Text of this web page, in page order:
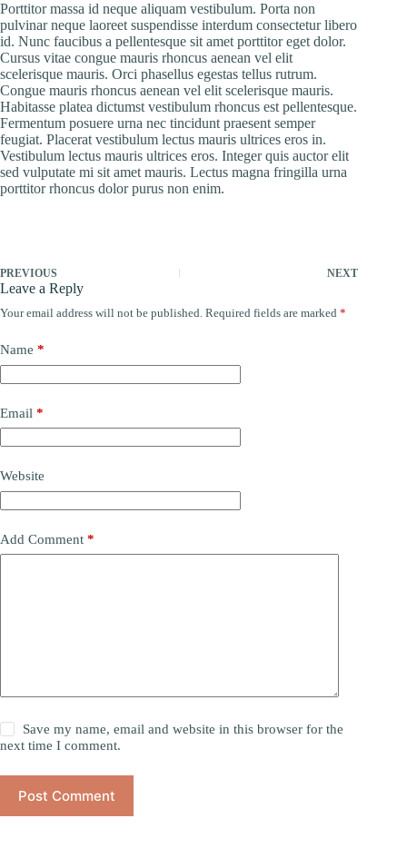
Porttitor massa id neque aliquam vestibulum. Porta non
pulvinar neque laoreet suspendisse interdum consectetur libero
id. Nunc faucibus a pellentesque sit amet porttitor eget dolor.
Cursus vitae congue mauris rhoncus aenean vel elit
scelerisque mauris. Orci phasellus egestas tellus rutrum.
Congue mauris rhoncus aenean vel elit scelerisque mauris.
Habitasse platea dictumst vestibulum rhoncus est pellentesque.
Fermentum posuere urna nec tincidunt praesent semper
feugiat. Placerat vestibulum lectus mauris ultrices eros in.
Vestibulum lectus mauris ultrices eros. Integer quis auctor elit
sed vulputate mi sit amet mauris. Lectus magna fringilla urna
porttitor rhoncus dolor purus non enim.
PREVIOUS NEXT
Leave a Reply
Your email address will not be published. Required fields are marked *
Name *
Email *
Website
Add Comment *
Save my name, email and website in this browser for the
next time I comment.
Post Comment